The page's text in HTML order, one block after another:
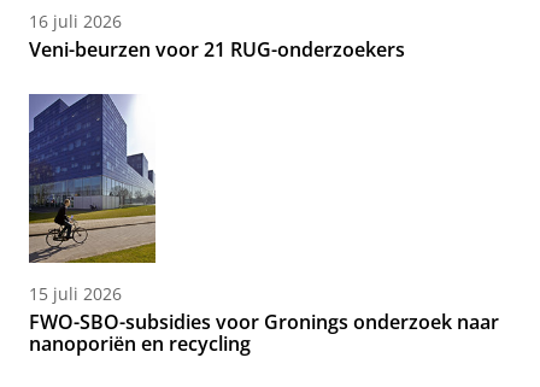
16 juli 2026
Veni-beurzen voor 21 RUG-onderzoekers
15 juli 2026
FWO-SBO-subsidies voor Gronings onderzoek naar
nanoporiën en recycling